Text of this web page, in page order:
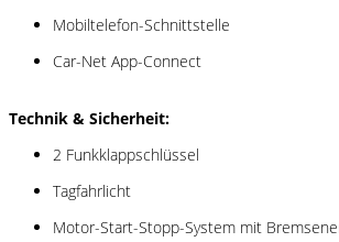
Mobiltelefon-Schnittstelle
Car-Net App-Connect
Technik & Sicherheit:
2 Funkklappschlüssel
Tagfahrlicht
Motor-Start-Stopp-System mit